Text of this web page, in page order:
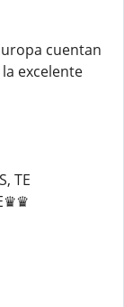
cuentan
excelente
TE